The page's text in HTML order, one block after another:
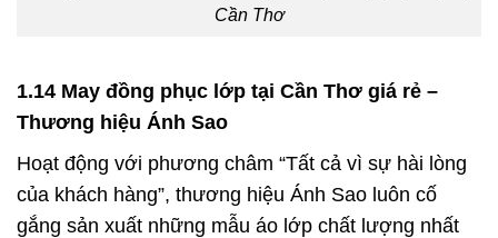
Cần Thơ
1.14 May đồng phục lớp tại Cần Thơ giá rẻ –
Thương hiệu Ánh Sao
Hoạt động với phương châm “Tất cả vì sự hài lòng
của khách hàng”, thương hiệu Ánh Sao luôn cố
gắng sản xuất những mẫu áo lớp chất lượng nhất